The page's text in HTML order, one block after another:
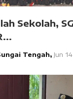
Sekolah,
Tengah, Jun